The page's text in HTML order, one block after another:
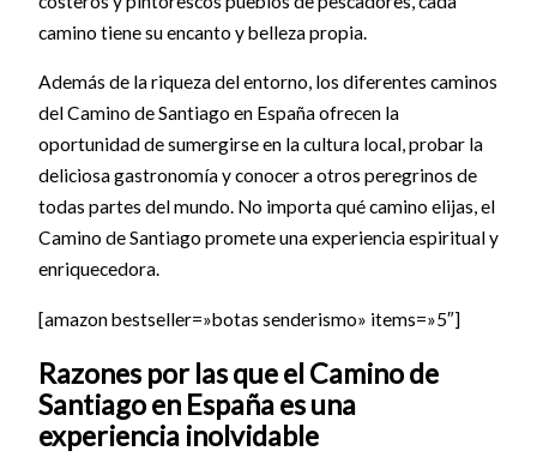
camino tiene su encanto y belleza propia.
Además de la riqueza del entorno, los diferentes caminos
del Camino de Santiago en España ofrecen la
oportunidad de sumergirse en la cultura local, probar la
deliciosa gastronomía y conocer a otros peregrinos de
todas partes del mundo. No importa qué camino elijas, el
Camino de Santiago promete una experiencia espiritual y
enriquecedora.
[amazon bestseller=»botas senderismo» items=»5″]
Razones por las que el Camino de
Santiago en España es una
experiencia inolvidable